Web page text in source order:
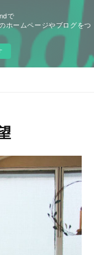
で
ホームページやブログをつ